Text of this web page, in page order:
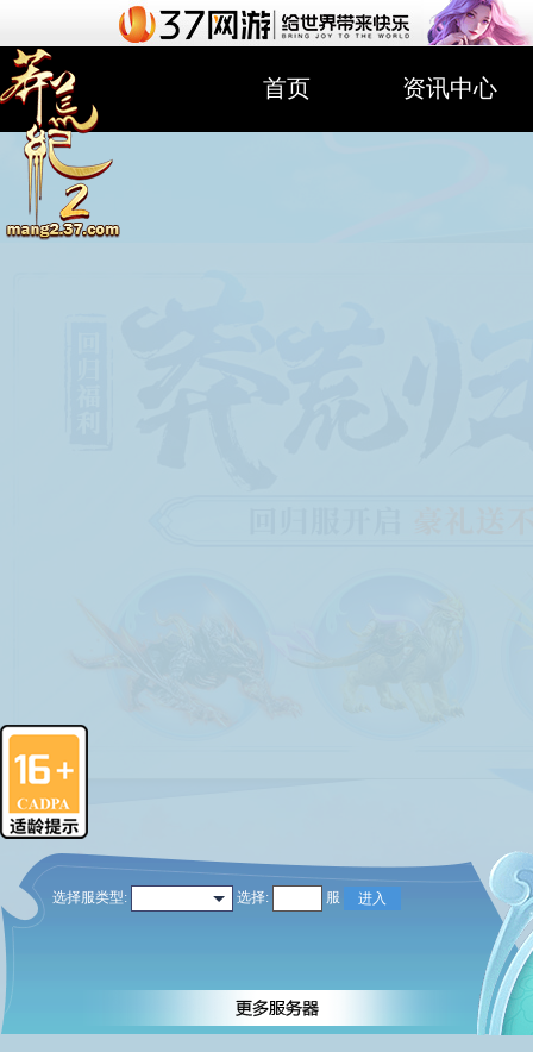
首页 资讯中心
选择服类型: 选择: 服 进入